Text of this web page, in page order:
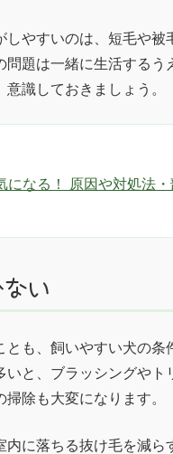
しやすいのは、短毛や被
問題は一緒に生活するう
意識しておきましょう。
になる！ 原因や対処法
い
とも、飼いやすい犬の条
いと、ブラッシングやト
掃除も大変になります。
に落ちる抜け毛を減ら